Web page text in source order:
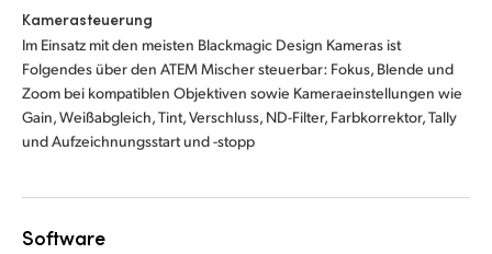
Kamerasteuerung
Im Einsatz mit den meisten Blackmagic Design Kameras ist
Folgendes über den ATEM Mischer steuerbar: Fokus, Blende und
Zoom bei kompatiblen Objektiven sowie Kameraeinstellungen wie
Gain, Weißabgleich, Tint, Verschluss, ND-Filter, Farbkorrektor, Tally
und Aufzeichnungsstart und -stopp
Software